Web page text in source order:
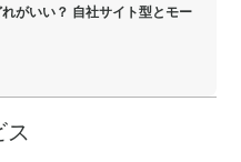
がいい？ 自社サイト型とモー